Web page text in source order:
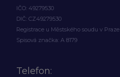
IČO: 49279530
DIČ: CZ49279530
Registrace u Městského soudu v Praze
Spisová značka: A 8179
Telefon: